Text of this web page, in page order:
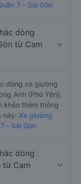
7 - Sài Gòn
dòng
từ Cam
dòng xe giường
Anh (Phú Yên),
khảo thêm thông
này: Xe giường
- Sài Gòn
dòng
từ Cam